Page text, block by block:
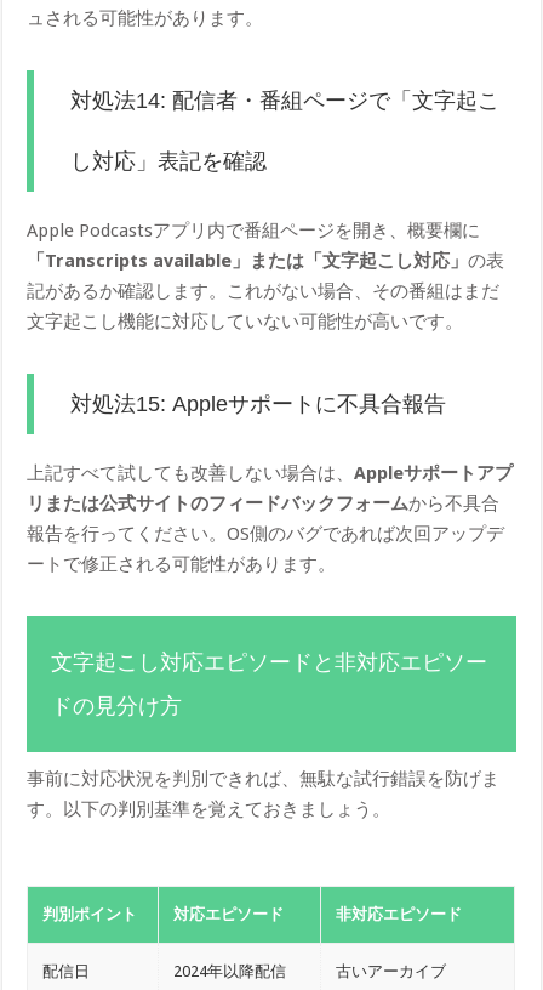
ュされる可能性があります。
対処法14: 配信者・番組ページで「文字起こ
し対応」表記を確認
Apple Podcastsアプリ内で番組ページを開き、概要欄に
「Transcripts available」または「文字起こし対応」の表
記があるか確認します。これがない場合、その番組はまだ
文字起こし機能に対応していない可能性が高いです。
対処法15: Appleサポートに不具合報告
上記すべて試しても改善しない場合は、Appleサポートアプ
リまたは公式サイトのフィードバックフォームから不具合
報告を行ってください。OS側のバグであれば次回アップデ
ートで修正される可能性があります。
文字起こし対応エピソードと非対応エピソー
ドの見分け方
事前に対応状況を判別できれば、無駄な試行錯誤を防げま
す。以下の判別基準を覚えておきましょう。
判別ポイント 対応エピソード 非対応エピソード
配信日 2024年以降配信 古いアーカイブ